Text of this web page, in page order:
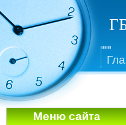
Меню сайта